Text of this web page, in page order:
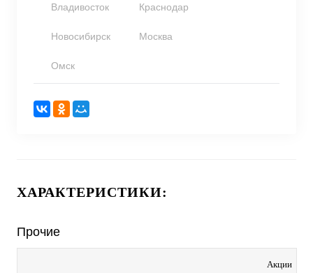
Владивосток Краснодар
Новосибирск Москва
Омск
ХАРАКТЕРИСТИКИ:
Прочие
Акции